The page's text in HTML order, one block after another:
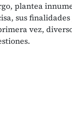
plantea
sus
vez,